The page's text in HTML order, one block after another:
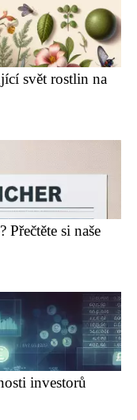
svět rostlin na
si naše
investorů